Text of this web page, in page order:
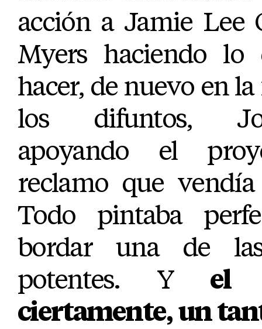
acción a Jamie Lee
Myers haciendo lo
hacer, de nuevo en
los difuntos,
apoyando el
reclamo que
Todo pintaba
bordar una de
potentes. Y el
ciertamente, un